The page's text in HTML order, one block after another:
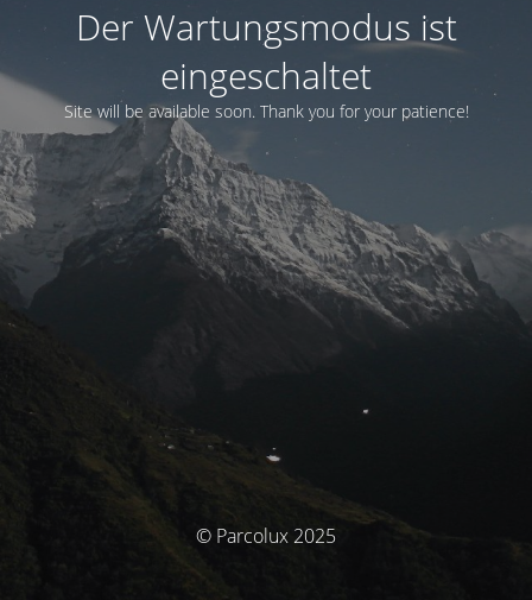
Der Wartungsmodus ist
eingeschaltet
Site will be available soon. Thank you for your patience!
© Parcolux 2025